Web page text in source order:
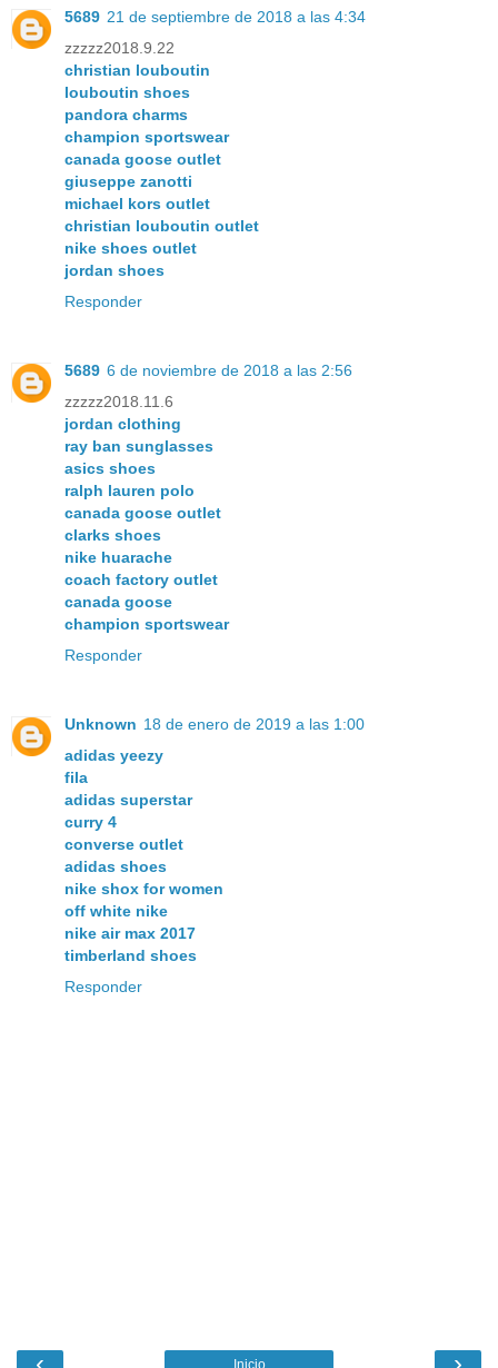
5689 21 de septiembre de 2018 a las 4:34
zzzzz2018.9.22
christian louboutin
louboutin shoes
pandora charms
champion sportswear
canada goose outlet
giuseppe zanotti
michael kors outlet
christian louboutin outlet
nike shoes outlet
jordan shoes
Responder
5689 6 de noviembre de 2018 a las 2:56
zzzzz2018.11.6
jordan clothing
ray ban sunglasses
asics shoes
ralph lauren polo
canada goose outlet
clarks shoes
nike huarache
coach factory outlet
canada goose
champion sportswear
Responder
Unknown 18 de enero de 2019 a las 1:00
adidas yeezy
fila
adidas superstar
curry 4
converse outlet
adidas shoes
nike shox for women
off white nike
nike air max 2017
timberland shoes
Responder